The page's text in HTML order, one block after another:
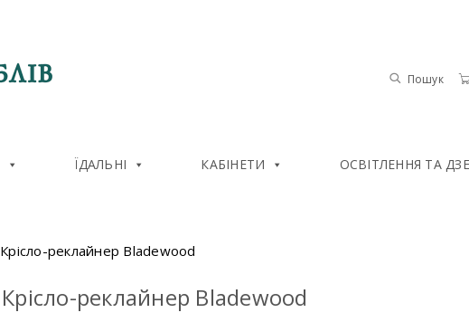
Пошук
ЇДАЛЬНІ КАБІНЕТИ ОСВІТЛЕННЯ ТА
Крiсло-реклайнер Bladewood
Крiсло-реклайнер Bladewood